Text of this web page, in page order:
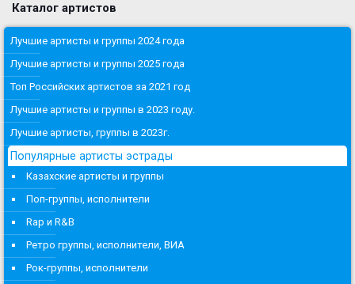
Каталог артистов
Лучшие артисты и группы 2024 года
Лучшие артисты и группы 2025 года
Топ Российских артистов за 2021 год
Лучшие артисты и группы в 2023 году.
Лучшие артисты, группы в 2023г.
Популярные артисты эстрады
Казахские артисты и группы
Поп-группы, исполнители
Rap и R&B
Ретро группы, исполнители, ВИА
Рок-группы, исполнители